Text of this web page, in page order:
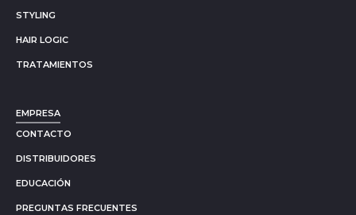
STYLING
HAIR LOGIC
TRATAMIENTOS
EMPRESA
CONTACTO
DISTRIBUIDORES
EDUCACIÓN
PREGUNTAS FRECUENTES